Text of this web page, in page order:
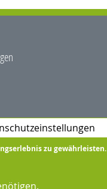
zu gewährleisten.